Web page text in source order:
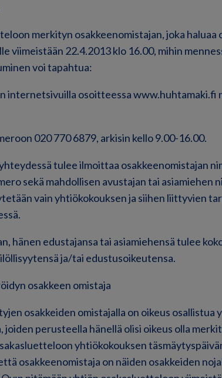
merkityn osakkeenomistajan, joka
viimeistään 22.4.2013 klo 16.00, mihin
voi tapahtua:
internetsivuilla osoitteessa www.huhtamaki.fi
020 770 6879, arkisin kello 9.00-16.00.
tulee ilmoittaa osakkeenomistajan
sekä mahdollisen avustajan tai asiamiehen
vain yhtiökokouksen ja siihen liittyvien
hänen edustajansa tai asiamiehensä tulee
ja/tai edustusoikeutensa.
osakkeen omistaja
osakkeiden omistajalla on oikeus osallistua
joiden perusteella hänellä olisi oikeus olla
yhtiökokouksen
osakkeenomistaja on näiden osakkeiden